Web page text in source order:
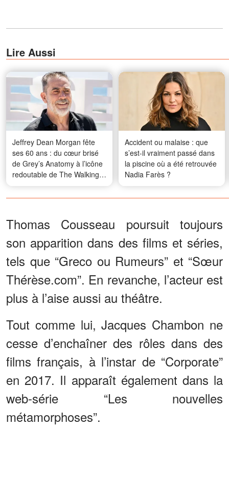
Lire Aussi
Jeffrey Dean Morgan fête
ses 60 ans : du cœur brisé
de Grey’s Anatomy à l’icône
redoutable de The Walking
Dead
Accident ou malaise : que
s’est-il vraiment passé dans
la piscine où a été retrouvée
Nadia Farès ?
Thomas Cousseau poursuit toujours
son apparition dans des films et séries,
tels que “Greco ou Rumeurs” et “Sœur
Thérèse.com”. En revanche, l’acteur est
plus à l’aise aussi au théâtre.
Tout comme lui, Jacques Chambon ne
cesse d’enchaîner des rôles dans des
films français, à l’instar de “Corporate”
en 2017. Il apparaît également dans la
web-série “Les nouvelles
métamorphoses”.